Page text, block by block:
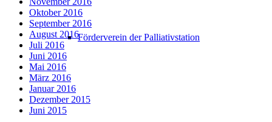
Förderverein der Palliativstation
Oktober 2016
September 2016
August 2016
Juli 2016
Juni 2016
Mai 2016
März 2016
Januar 2016
Dezember 2015
Juni 2015